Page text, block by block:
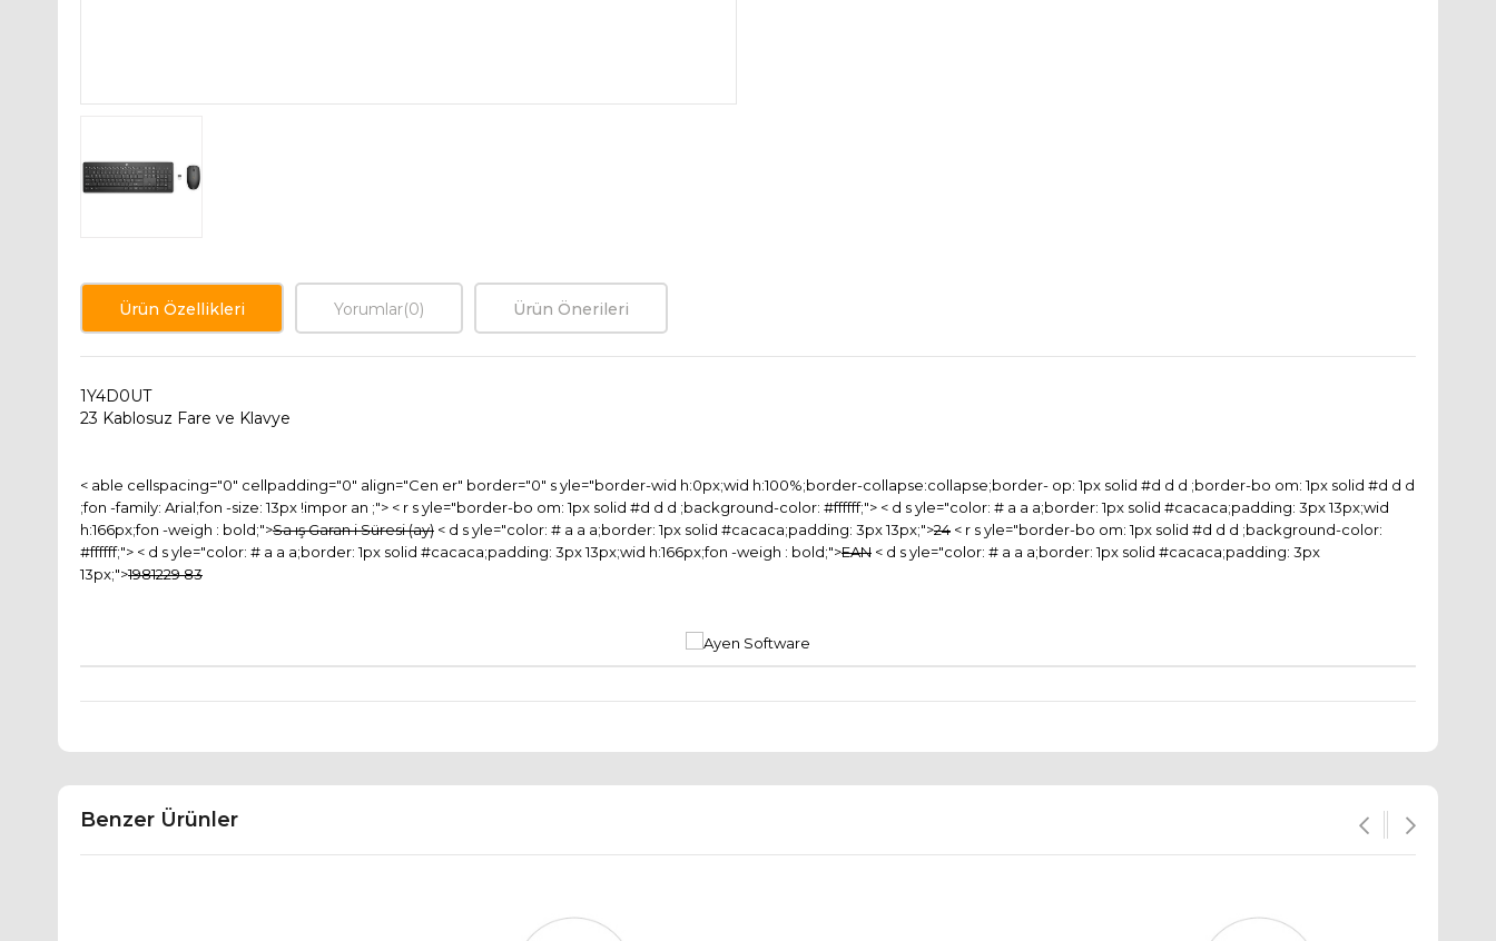
Ürün Özellikleri Yorumlar(0) Ürün Önerileri
1Y4D0UT
23 Kablosuz Fare ve Klavye
< able cellspacing="0" cellpadding="0" align="Cen er" border="0" s yle="border-wid h:0px;wid h:100%;border-collapse:collapse;border- op: 1px solid #d d d ;border-bo om: 1px solid #d d d
;fon -family: Arial;fon -size: 13px !impor an ;"> < r s yle="border-bo om: 1px solid #d d d ;background-color: #ffffff;"> < d s yle="color: # a a a;border: 1px solid #cacaca;padding: 3px 13px;wid
h:166px;fon -weigh : bold;">Sa ış Garan i Süresi (ay) < d s yle="color: # a a a;border: 1px solid #cacaca;padding: 3px 13px;">24 < r s yle="border-bo om: 1px solid #d d d ;background-color:
#ffffff;"> < d s yle="color: # a a a;border: 1px solid #cacaca;padding: 3px 13px;wid h:166px;fon -weigh : bold;">EAN < d s yle="color: # a a a;border: 1px solid #cacaca;padding: 3px
13px;">1981229 83
Benzer Ürünler